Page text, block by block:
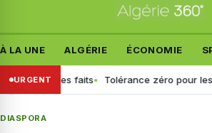
À LA UNE ALGÉRIE ÉCONOMIE
URGENTles faits Tolérance zéro pour les
DIASPORA